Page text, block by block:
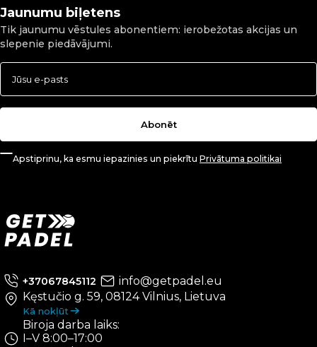
Jaunumu biļetens
Tik jaunumu vēstules abonentiem: ierobežotas akcijas un
slepenie piedāvājumi.
Apstiprinu, ka esmu iepazinies un piekrītu Privātuma politikai
Abonēt
+37067845112
info@getpadel.eu
Kęstučio g. 59, 08124 Vilnius, Lietuva
Kā nokļūt
Biroja darba laiks:
I–V 8:00–17:00